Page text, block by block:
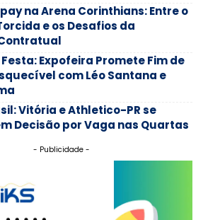
na Arena Corinthians: Entre o
e os Desafios da
Expofeira Promete Fim de
com Léo Santana e
Vitória e Athletico-PR se
Decisão por Vaga nas Quartas
- Publicidade -